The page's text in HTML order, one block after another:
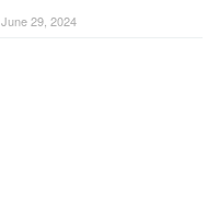
June 29, 2024